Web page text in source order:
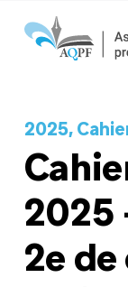
2025,
2025
2e